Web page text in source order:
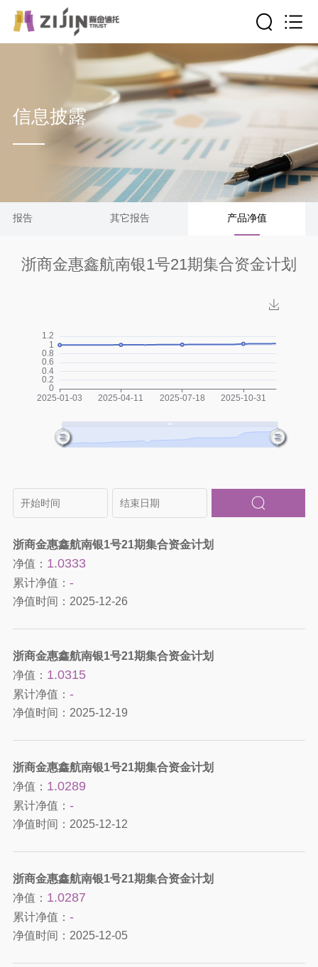
信息披露
算报告 其它报告 产品净值
浙商金惠鑫航南银1号21期集合资金计划
浙商金惠鑫航南银1号21期集合资金计划
净值： 1.0333
累计净值： -
净值时间： 2025-12-26
浙商金惠鑫航南银1号21期集合资金计划
净值： 1.0315
累计净值： -
净值时间： 2025-12-19
浙商金惠鑫航南银1号21期集合资金计划
净值： 1.0289
累计净值： -
净值时间： 2025-12-12
浙商金惠鑫航南银1号21期集合资金计划
净值： 1.0287
累计净值： -
净值时间： 2025-12-05